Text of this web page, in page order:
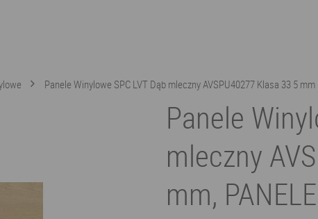
Panele Winylowe SPC LVT Dąb mleczny AVSPU40277 Klasa 33 5 mm
Panele
mleczny
mm, PANELE